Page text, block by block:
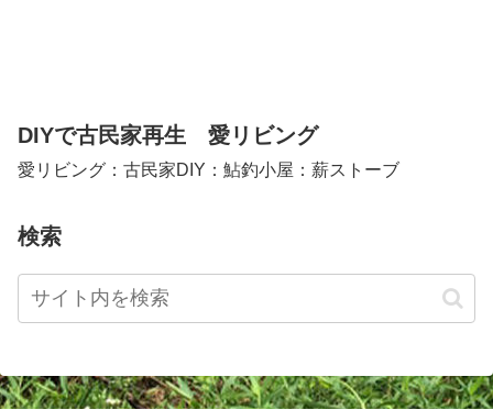
DIYで古民家再生 愛リビング
愛リビング：古民家DIY：鮎釣小屋：薪ストーブ
検索